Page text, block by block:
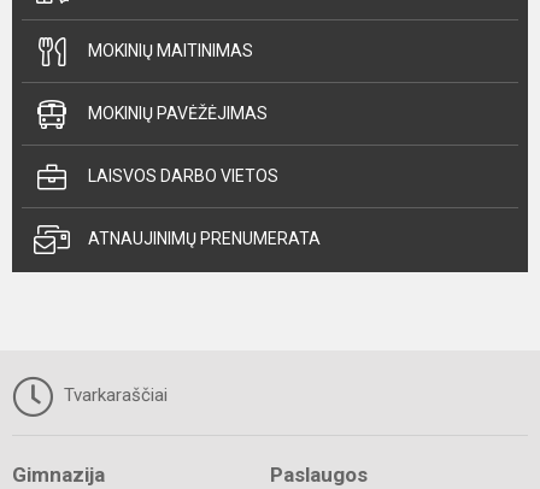
MOKINIŲ MAITINIMAS
MOKINIŲ PAVĖŽĖJIMAS
LAISVOS DARBO VIETOS
ATNAUJINIMŲ PRENUMERATA
Tvarkaraščiai
Gimnazija Paslaugos